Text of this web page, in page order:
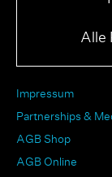
Alle
Impressum
Partnerships &
AGB Shop
AGB Online